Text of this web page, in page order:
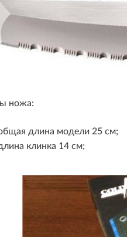
ножа:
длина модели 25 см;
клинка 14 см;